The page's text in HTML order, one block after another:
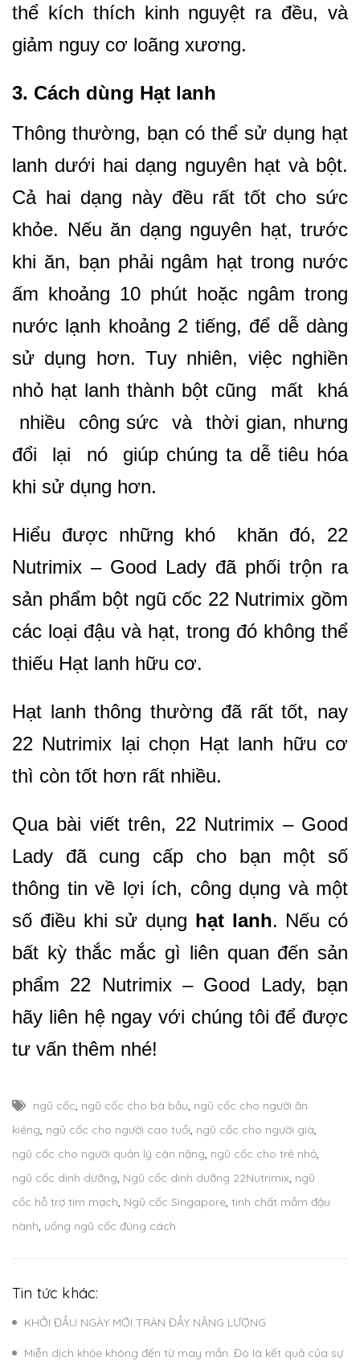
thể kích thích kinh nguyệt ra đều, và
giảm nguy cơ loãng xương.
3. Cách dùng Hạt lanh
Thông thường, bạn có thể sử dụng hạt
lanh dưới hai dạng nguyên hạt và bột.
Cả hai dạng này đều rất tốt cho sức
khỏe. Nếu ăn dạng nguyên hạt, trước
khi ăn, bạn phải ngâm hạt trong nước
ấm khoảng 10 phút hoặc ngâm trong
nước lạnh khoảng 2 tiếng, để dễ dàng
sử dụng hơn. Tuy nhiên, việc nghiền
nhỏ hạt lanh thành bột cũng mất khá
nhiều công sức và thời gian, nhưng
đổi lại nó giúp chúng ta dễ tiêu hóa
khi sử dụng hơn.
Hiểu được những khó khăn đó, 22
Nutrimix – Good Lady đã phối trộn ra
sản phẩm bột ngũ cốc 22 Nutrimix gồm
các loại đậu và hạt, trong đó không thể
thiếu Hạt lanh hữu cơ.
Hạt lanh thông thường đã rất tốt, nay
22 Nutrimix lại chọn Hạt lanh hữu cơ
thì còn tốt hơn rất nhiều.
Qua bài viết trên, 22 Nutrimix – Good
Lady đã cung cấp cho bạn một số
thông tin về lợi ích, công dụng và một
số điều khi sử dụng hạt lanh. Nếu có
bất kỳ thắc mắc gì liên quan đến sản
phẩm 22 Nutrimix – Good Lady, bạn
hãy liên hệ ngay với chúng tôi để được
tư vấn thêm nhé!
ngũ cốc, ngũ cốc cho bà bầu, ngũ cốc cho người ăn
kiêng, ngũ cốc cho người cao tuổi, ngũ cốc cho người già,
ngũ cốc cho người quản lý cân nặng, ngũ cốc cho trẻ nhỏ,
ngũ cốc dinh dưỡng, Ngũ cốc dinh dưỡng 22Nutrimix, ngũ
cốc hỗ trợ tim mạch, Ngũ cốc Singapore, tinh chất mầm đậu
nành, uống ngũ cốc đúng cách
Tin tức khác:
KHỞI ĐẦU NGÀY MỚI TRÀN ĐẦY NĂNG LƯỢNG
Miễn dịch khỏe không đến từ may mắn. Đó là kết quả của sự